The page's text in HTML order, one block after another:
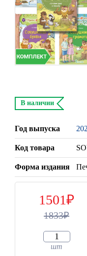
В наличии
Год выпуска
Код товара
Форма издания
1501
1833
шт